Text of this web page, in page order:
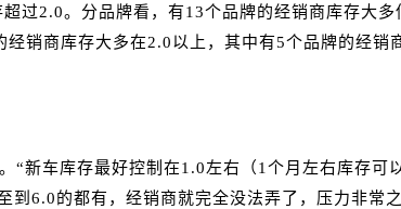
2.0。分品牌看，有13个品牌的经销商库存大多
销商库存大多在2.0以上，其中有5个品牌的经销
新车库存最好控制在1.0左右（1个月左右库存可
6.0的都有，经销商就完全没法弄了，压力非常